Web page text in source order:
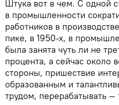
Штука вот в чем. С одной
в промышленности
работников в
пике, в 1950-х, в
была занята чуть ли не
процента, а сейчас около
стороны, пришествие
образованным и
трудом, перерабатывать —